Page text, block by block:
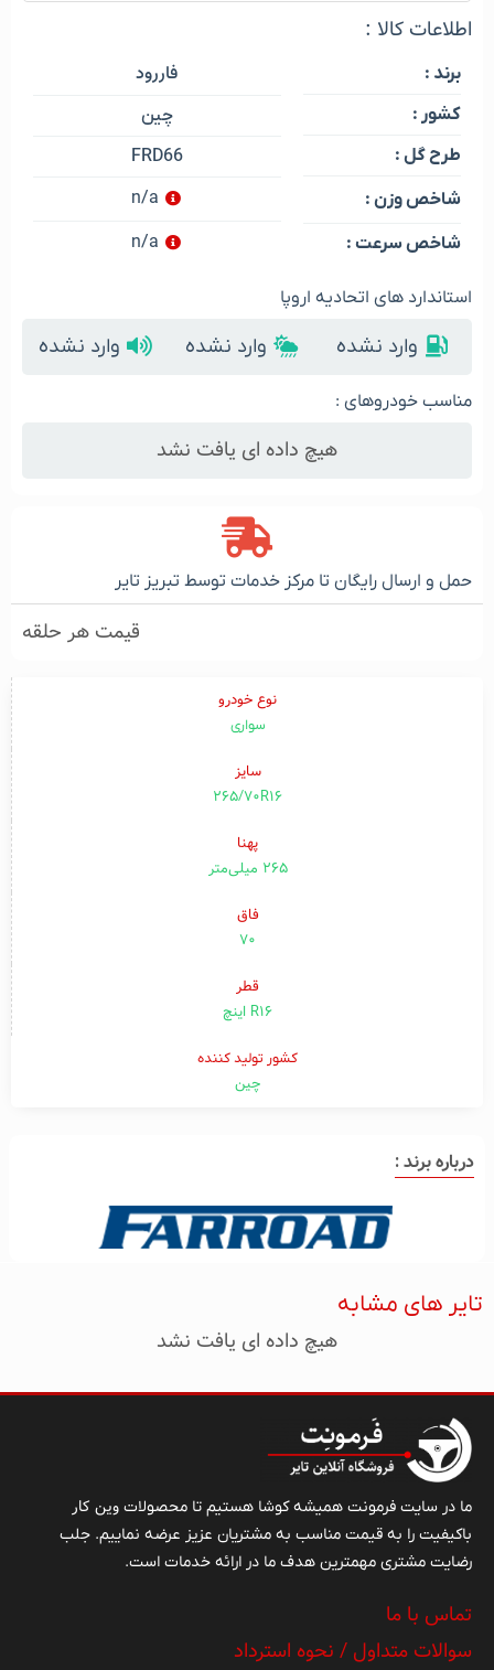
اطلاعات کالا :
برند :
کشور :
طرح گل :
شاخص وزن :
شاخص سرعت :
فاررود
چین
FRD66
n/a
n/a
استاندارد های اتحادیه اروپا
وارد نشده وارد نشده وارد نشده
مناسب خودروهای :
هیچ داده ای یافت نشد
حمل و ارسال رایگان تا مرکز خدمات توسط تبریز تایر
قیمت هر حلقه
نوع خودرو
سواری
سایز
265/70R16
پهنا
۲۶۵ میلی‌متر
فاق
۷۰
قطر
R16 اینچ
کشور تولید کننده
چین
درباره برند :
تایر های مشابه
هیچ داده ای یافت نشد
ما در سایت فرمونت همیشه کوشا هستیم تا محصولات وین کار
باکیفیت را به قیمت مناسب به مشتریان عزیز عرضه نماییم. جلب
رضایت مشتری مهمترین هدف ما در ارائه خدمات است.
تماس با ما
سوالات متداول / نحوه استرداد